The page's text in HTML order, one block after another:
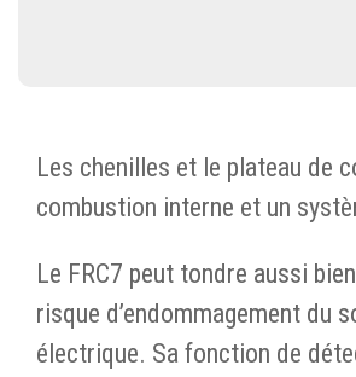
Les chenilles et le plateau de
combustion interne et un
Le FRC7 peut tondre aussi
risque d’endommagement du
électrique. Sa fonction de